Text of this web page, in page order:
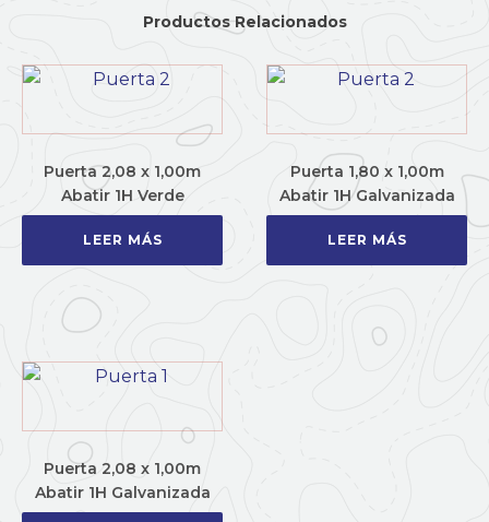
Productos Relacionados
Puerta 2,08 x 1,00m
Abatir 1H Verde
LEER MÁS
Puerta 1,80 x 1,00m
Abatir 1H Galvanizada
LEER MÁS
Puerta 2,08 x 1,00m
Abatir 1H Galvanizada